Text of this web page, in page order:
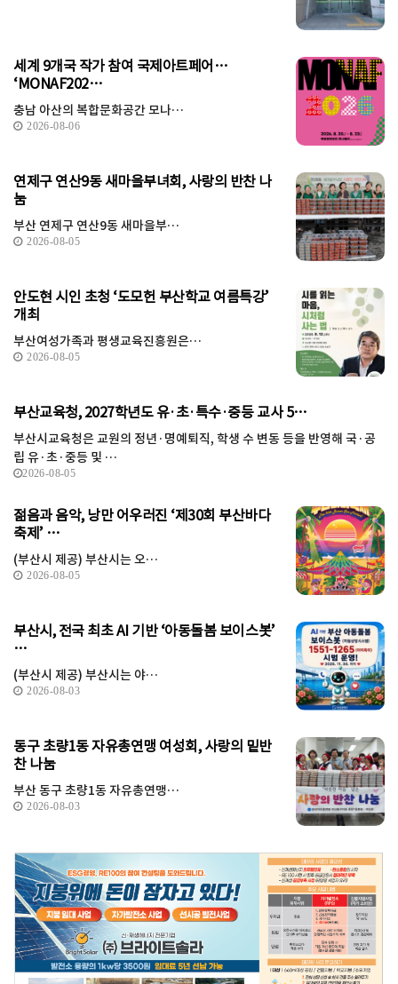
세계 9개국 작가 참여 국제아트페어…
‘MONAF202…
충남 아산의 복합문화공간 모나…
2026-08-06
연제구 연산9동 새마을부녀회, 사랑의 반찬 나
눔
부산 연제구 연산9동 새마을부…
2026-08-05
안도현 시인 초청 ‘도모헌 부산학교 여름특강’
개최
부산여성가족과 평생교육진흥원은…
2026-08-05
부산교육청, 2027학년도 유·초·특수·중등 교사 5…
부산시교육청은 교원의 정년·명예퇴직, 학생 수 변동 등을 반영해 국·공
립 유·초·중등 및 …
2026-08-05
젊음과 음악, 낭만 어우러진 ‘제30회 부산바다
축제’ …
(부산시 제공) 부산시는 오…
2026-08-05
부산시, 전국 최초 AI 기반 ‘아동돌봄 보이스봇’
…
(부산시 제공) 부산시는 야…
2026-08-03
동구 초량1동 자유총연맹 여성회, 사랑의 밑반
찬 나눔
부산 동구 초량1동 자유총연맹…
2026-08-03